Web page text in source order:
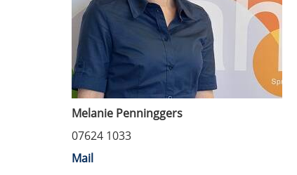
Melanie Penninggers
07624 1033
Mail